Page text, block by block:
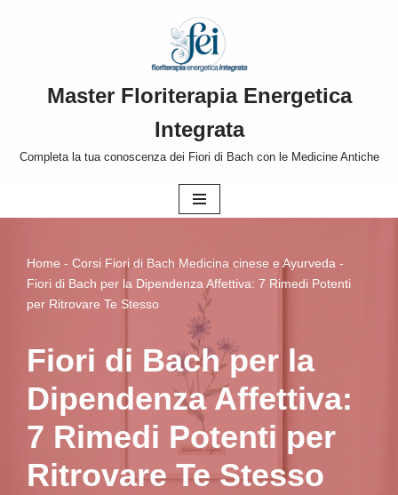
contenutoMaster Floriterapia Energetica
Integrata
Completa la tua conoscenza dei Fiori di Bach con le Medicine Antiche
Home - Corsi Fiori di Bach Medicina cinese e Ayurveda -
Fiori di Bach per la Dipendenza Affettiva: 7 Rimedi Potenti
per Ritrovare Te Stesso
Fiori di Bach per la
Dipendenza Affettiva:
7 Rimedi Potenti per
Ritrovare Te Stesso